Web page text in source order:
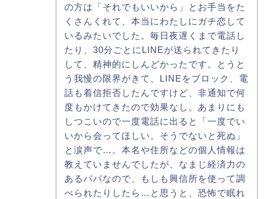
の方は「それでもいいから」とお手当をた
くさんくれて、本当にわたしにガチ恋して
いるみたいでした。毎日夜遅くまで電話し
たり、30分ごとにLINEが送られてきたり
して、精神的にしんどかったです。とうと
う我慢の限界がきて、LINEをブロック、電
話も着信拒否したんですけど、非通知で何
度もかけてきたので効果なし。あまりにも
しつこいので一度電話に出ると「一度でい
いから会ってほしい。そうでないと死ぬ」
と涙声で…。本名や住所などの個人情報は
教えていませんでしたが、なまじ経済力の
あるパパなので、もしも興信所を使って調
べられたりしたら…と思うと、恐怖で眠れ